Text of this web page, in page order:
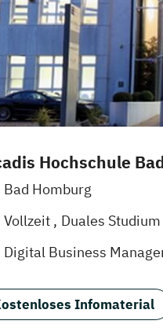
Hochschule
Bad Homburg
Vollzeit
Duales Studium
Berufsbegleitendes
Digital Business
Global Marketing
International Business
Infomaterial